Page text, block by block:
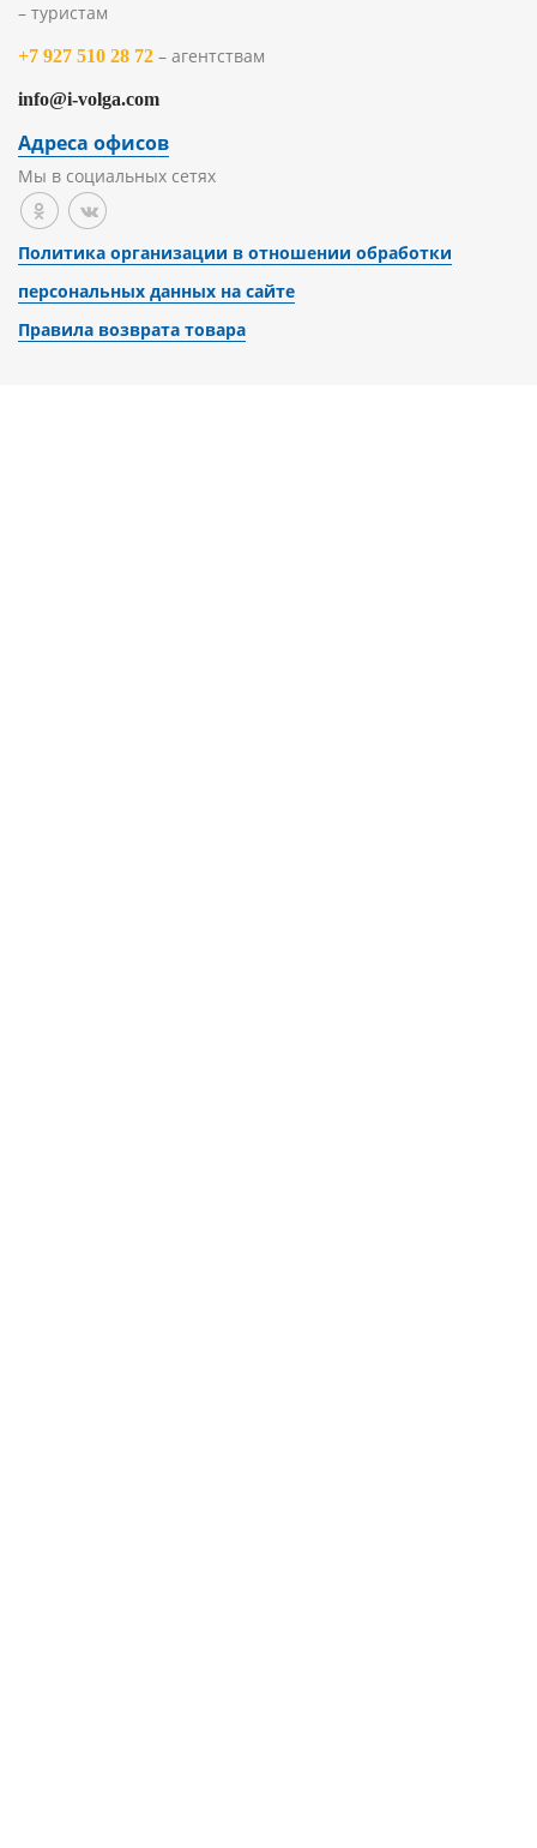
– туристам
+7 927 510 28 72 – агентствам
info@i-volga.com
Адреса офисов
Мы в социальных сетях
Политика организации в отношении обработки
персональных данных на сайте
Правила возврата товара